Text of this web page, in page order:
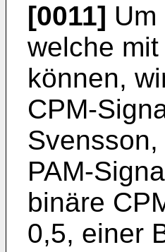
[0011]
welche
können,
CPM-
PAM-­
binäre
0,5, einer